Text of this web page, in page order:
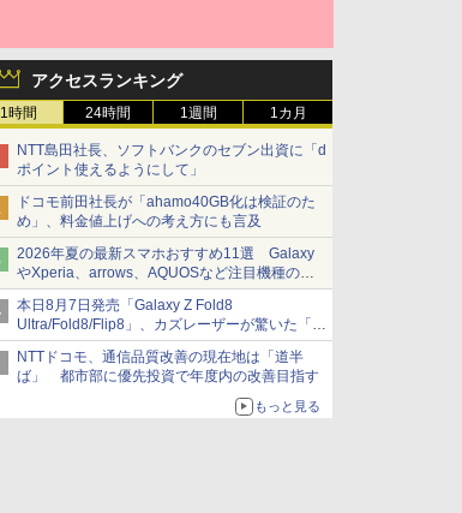
アクセスランキング
1時間 24時間 1週間 1カ月
NTT島田社長、ソフトバンクのセブン出資に「d
ポイント使えるようにして」
ドコモ前田社長が「ahamo40GB化は検証のた
め」、料金値上げへの考え方にも言及
2026年夏の最新スマホおすすめ11選 Galaxy
やXperia、arrows、AQUOSなど注目機種の特
徴は
本日8月7日発売「Galaxy Z Fold8
Ultra/Fold8/Flip8」、カズレーザーが驚いた「そ
ば屋のメニュー並みの薄さ」
NTTドコモ、通信品質改善の現在地は「道半
ば」 都市部に優先投資で年度内の改善目指す
もっと見る